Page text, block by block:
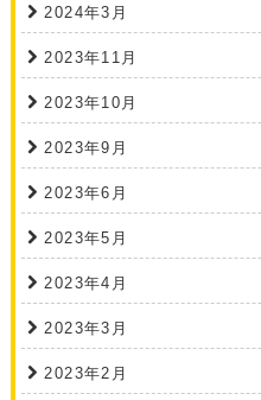
2024年3月
2023年11月
2023年10月
2023年9月
2023年6月
2023年5月
2023年4月
2023年3月
2023年2月